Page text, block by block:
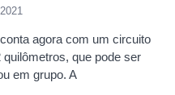
agora com um circuito
que pode ser
em grupo. A